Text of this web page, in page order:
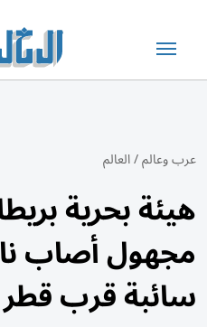
عرب وعالم/العالم
هيئة بحرية
مجهول أصاب
سائبة قرب قطر